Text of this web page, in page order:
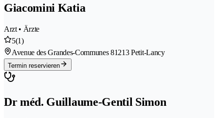
Giacomini Katia
Arzt • Ärzte
5(1)
Avenue des Grandes-Communes 81213 Petit-Lancy
Termin reservieren
Dr méd. Guillaume-Gentil Simon